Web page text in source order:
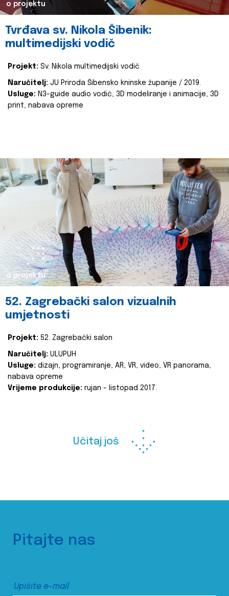
o projektu
Tvrđava sv. Nikola Šibenik:
multimedijski vodič
Projekt: Sv. Nikola multimedijski vodič
Naručitelj: JU Priroda Šibensko kninske županije / 2019.
Usluge: N3-guide audio vodič, 3D modeliranje i animacije, 3D
print, nabava opreme
o projektu
52. Zagrebački salon vizualnih
umjetnosti
Projekt: 52. Zagrebački salon
Naručitelj: ULUPUH
Usluge: dizajn, programiranje, AR, VR, video, VR panorama,
nabava opreme
Vrijeme produkcije: rujan - listopad 2017.
Učitaj još
Pitajte nas